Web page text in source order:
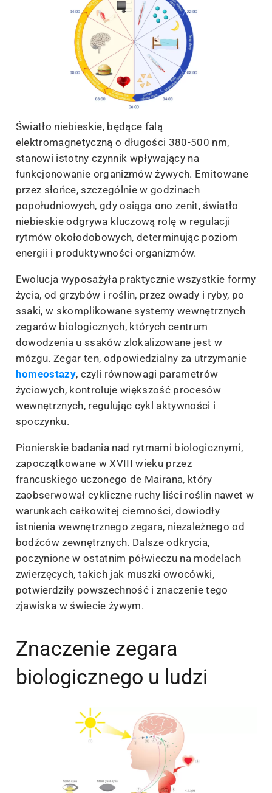
Światło niebieskie, będące falą
elektromagnetyczną o długości 380-500 nm,
stanowi istotny czynnik wpływający na
funkcjonowanie organizmów żywych. Emitowane
przez słońce, szczególnie w godzinach
popołudniowych, gdy osiąga ono zenit, światło
niebieskie odgrywa kluczową rolę w regulacji
rytmów okołodobowych, determinując poziom
energii i produktywności organizmów.
Ewolucja wyposażyła praktycznie wszystkie formy
życia, od grzybów i roślin, przez owady i ryby, po
ssaki, w skomplikowane systemy wewnętrznych
zegarów biologicznych, których centrum
dowodzenia u ssaków zlokalizowane jest w
mózgu. Zegar ten, odpowiedzialny za utrzymanie
homeostazy, czyli równowagi parametrów
życiowych, kontroluje większość procesów
wewnętrznych, regulując cykl aktywności i
spoczynku.
Pionierskie badania nad rytmami biologicznymi,
zapoczątkowane w XVIII wieku przez
francuskiego uczonego de Mairana, który
zaobserwował cykliczne ruchy liści roślin nawet w
warunkach całkowitej ciemności, dowiodły
istnienia wewnętrznego zegara, niezależnego od
bodźców zewnętrznych. Dalsze odkrycia,
poczynione w ostatnim półwieczu na modelach
zwierzęcych, takich jak muszki owocówki,
potwierdziły powszechność i znaczenie tego
zjawiska w świecie żywym.
Znaczenie zegara
biologicznego u ludzi